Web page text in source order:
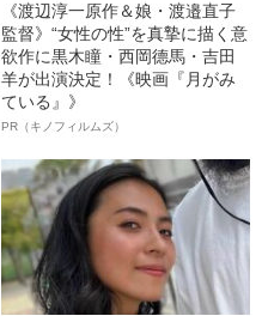
《渡辺淳一原作＆娘・渡邉直子
監督》“女性の性”を真摯に描く意
欲作に黒木瞳・西岡德馬・吉田
羊が出演決定！《映画『月がみ
ている』》
PR（キノフィルムズ）